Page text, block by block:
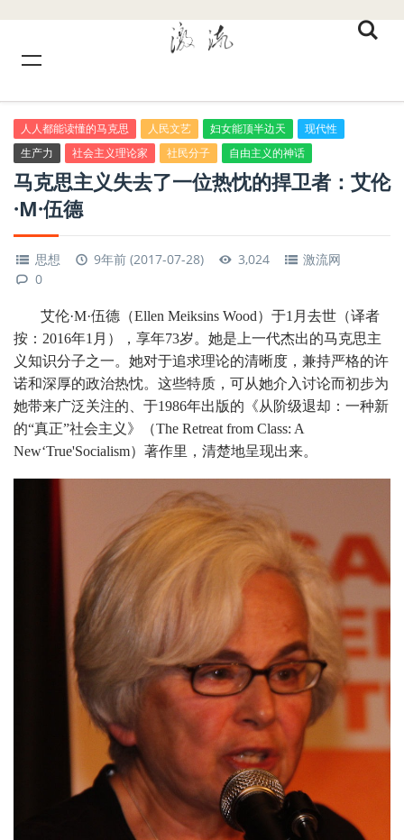
人人都能读懂的马克思 人民文艺 妇女能顶半边天
现代性
生产力
社会主义理论家 社民分子 自由主义的神话
马克思主义失去了一位热忱的捍卫者：艾伦
·M·伍德
思想 9年前 (2017-07-28) 3,024
激流网
0
艾伦·M·伍德（Ellen Meiksins Wood）于1月去世（译者
按：2016年1月），享年73岁。她是上一代杰出的马克思主
义知识分子之一。她对于追求理论的清晰度，兼持严格的许
诺和深厚的政治热忱。这些特质，可从她介入讨论而初步为
她带来广泛关注的、于1986年出版的《从阶级退却：一种新
的“真正”社会主义》（The Retreat from Class: A
New‘True'Socialism）著作里，清楚地呈现出来。